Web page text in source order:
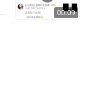
00:09